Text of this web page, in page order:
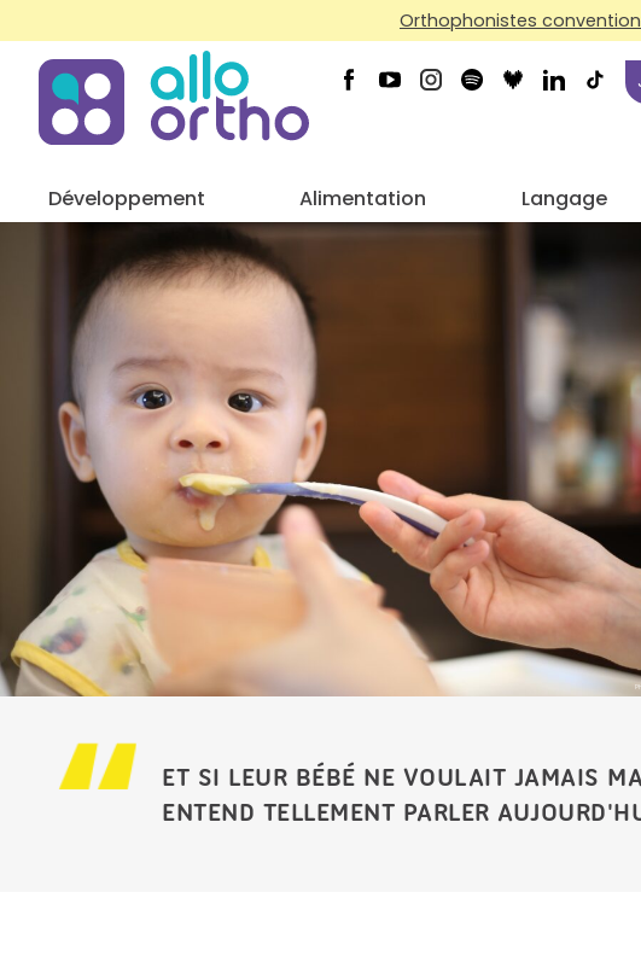
Orthophonistes
Développement Alimentation Langage
ET SI LEUR BÉBÉ NE VOULAIT JAMAIS
ENTEND TELLEMENT PARLER